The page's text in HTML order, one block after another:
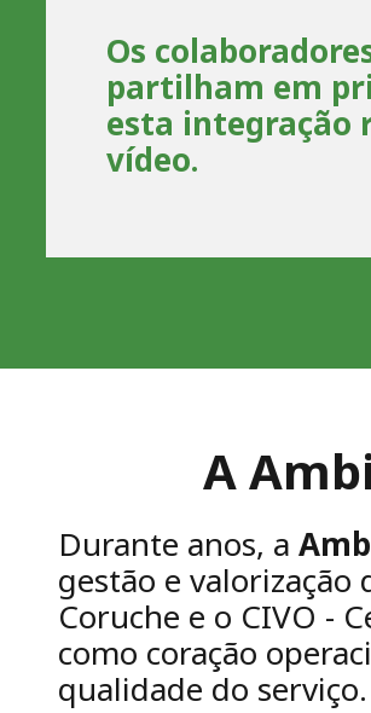
Os
partilham em
esta integração
vídeo.
A
Durante anos, a
gestão e valorização
Coruche e o CIVO -
como coração
qualidade do serviço.